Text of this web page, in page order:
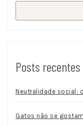
Posts recentes
Neutralidade social:
Gatos não se